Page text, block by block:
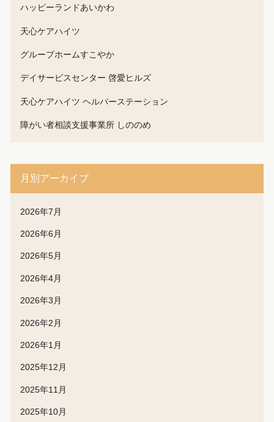
ハッピーランドあいかわ
天心ケアハイツ
グループホームすこやか
デイサービスセンター 啓愛ヒルズ
天心ケアハイツ ヘルパーステーション
障がい者相談支援事業所 しののめ
月別アーカイブ
2026年7月
2026年6月
2026年5月
2026年4月
2026年3月
2026年2月
2026年1月
2025年12月
2025年11月
2025年10月